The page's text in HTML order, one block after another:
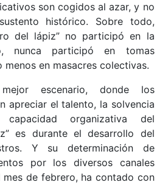
son cogidos al azar, y no
histórico. Sobre todo,
del lápiz” no participó en la
nunca participó en tomas
menos en masacres colectivas.
escenario, donde los
apreciar el talento, la solvencia
organizativa del
es durante el desarrollo del
Y su determinación de
por los diversos canales
de febrero, ha contado con